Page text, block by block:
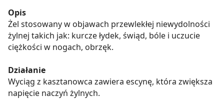
Opis
Żel stosowany w objawach przewlekłej niewydolności
żylnej takich jak: kurcze łydek, świąd, bóle i uczucie
ciężkości w nogach, obrzęk.
Działanie
Wyciąg z kasztanowca zawiera escynę, która zwiększa
napięcie naczyń żylnych.